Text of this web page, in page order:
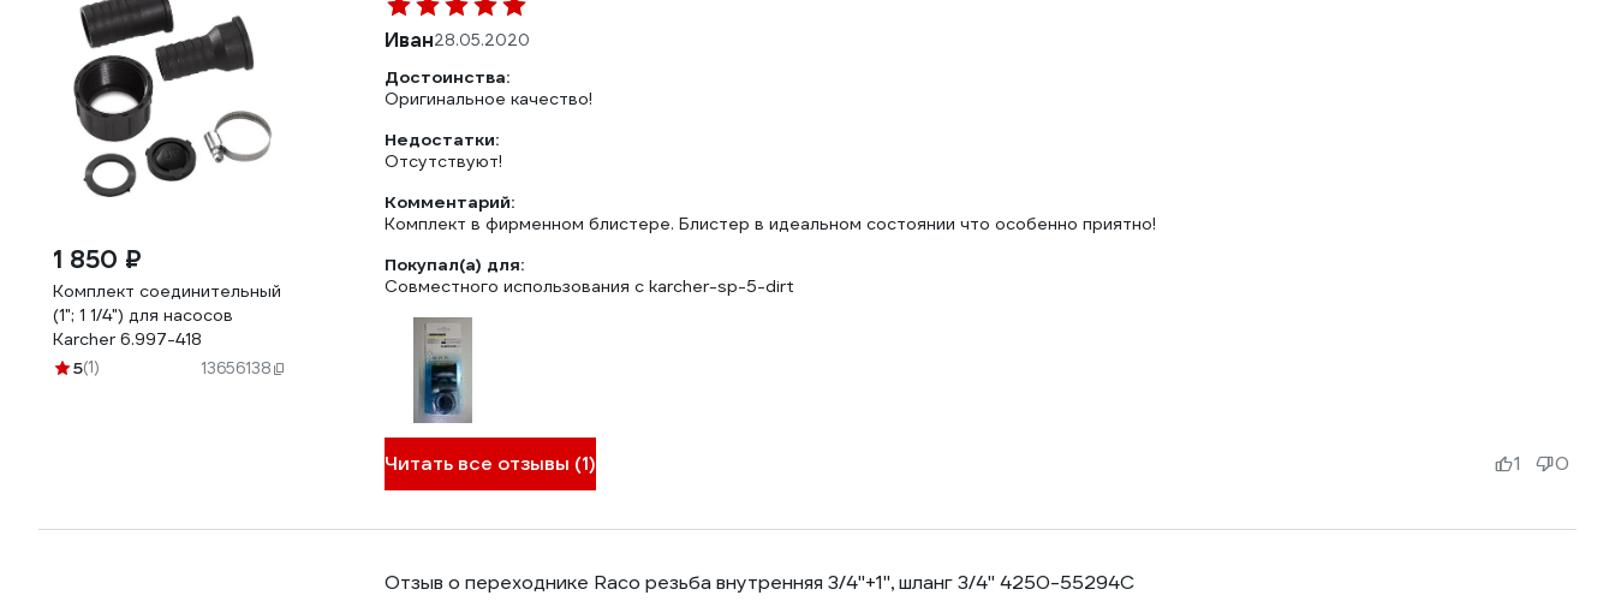
1 850 ₽
Комплект соединительный
(1"; 1 1/4") для насосов
Karcher 6.997-418
5(1) 13656138
Иван28.05.2020
Достоинства:
Оригинальное качество!
Недостатки:
Отсутствуют!
Комментарий:
Комплект в фирменном блистере. Блистер в идеальном состоянии что особенно приятно!
Покупал(а) для:
Совместного использования с karcher-sp-5-dirt
Читать все отзывы (1) 1 0
Отзыв о переходнике Raco резьба внутренняя 3/4"+1", шланг 3/4" 4250-55294C